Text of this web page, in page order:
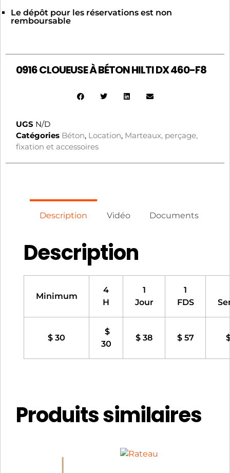
Le dépôt pour les réservations est non
remboursable
0916 CLOUEUSE À BÉTON HILTI DX 460-F8
UGS N/D
Catégories Béton, Location, Marteaux, perçage,
fixation et accessoires
Description Vidéo Documents
Description
Minimum
4
H
1
Jour
1
FDS
$ 30
$
30
$ 38 $ 57
Produits similaires